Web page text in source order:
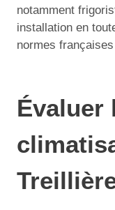
notamment
installation en
normes
Évaluer